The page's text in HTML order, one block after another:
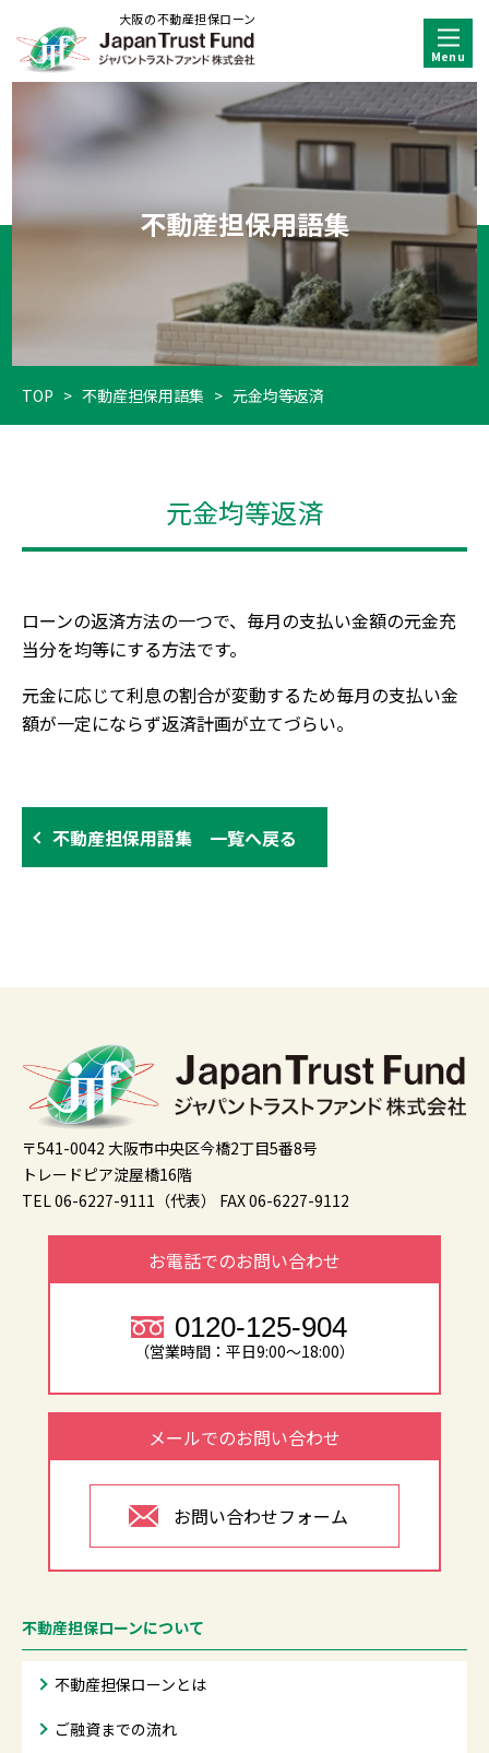
大阪の不動産担保ローン
不動産担保用語集
TOP > 不動産担保用語集 > 元金均等返済
元金均等返済
ローンの返済方法の一つで、毎月の支払い金額の元金充
当分を均等にする方法です。
元金に応じて利息の割合が変動するため毎月の支払い金
額が一定にならず返済計画が立てづらい。
不動産担保用語集 一覧へ戻る
〒541-0042 大阪市中央区今橋2丁目5番8号
トレードピア淀屋橋16階
TEL 06-6227-9111（代表）
FAX 06-6227-9112
お電話でのお問い合わせ
0120-125-904
（営業時間：平日9:00～18:00）
メールでのお問い合わせ
お問い合わせフォーム
不動産担保ローンについて
不動産担保ローンとは
ご融資までの流れ